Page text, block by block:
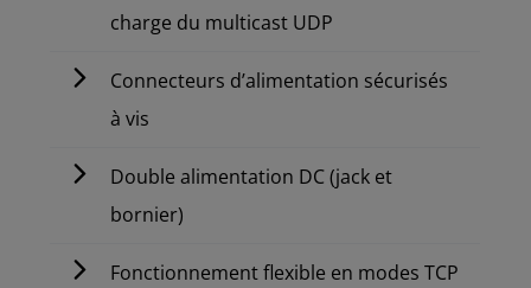
charge du multicast UDP
Connecteurs d’alimentation sécurisés
à vis
Double alimentation DC (jack et
bornier)
Fonctionnement flexible en modes TCP